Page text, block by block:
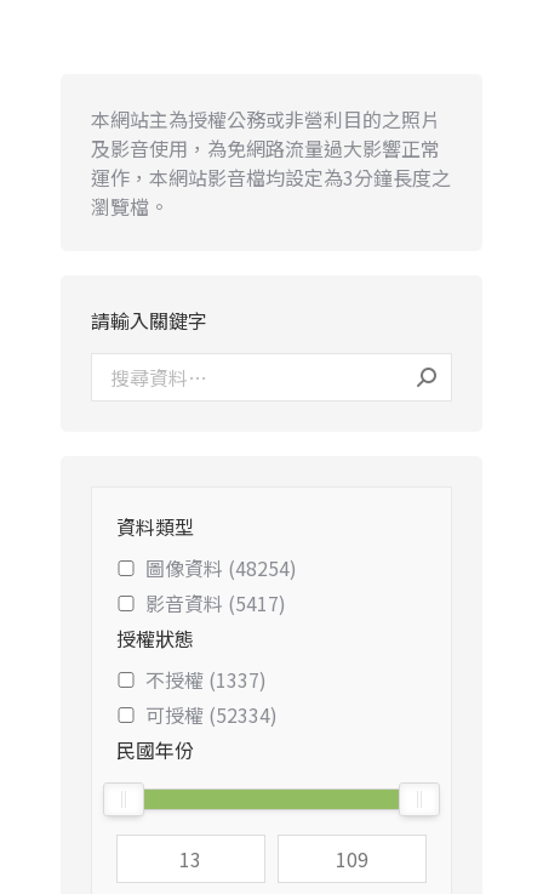
本網站主為授權公務或非營利目的之照片
及影音使用，為免網路流量過大影響正常
運作，本網站影音檔均設定為3分鐘長度之
瀏覽檔。
請輸入關鍵字
資料類型
圖像資料 (48254)
影音資料 (5417)
授權狀態
不授權 (1337)
可授權 (52334)
民國年份